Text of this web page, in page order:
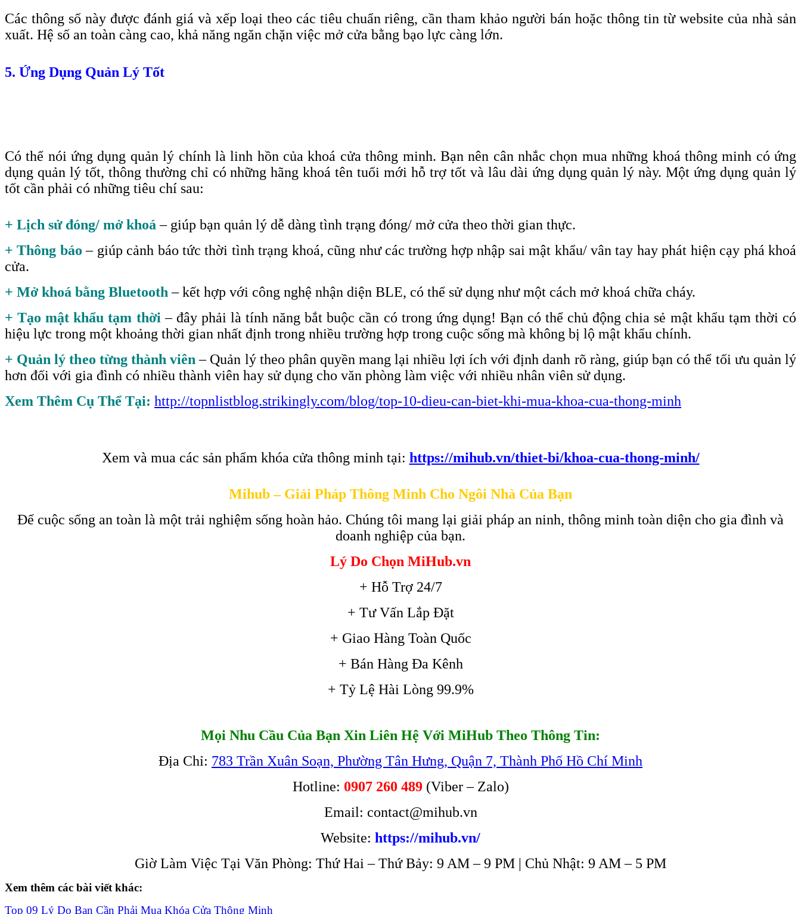
Các thông số này được đánh giá và xếp loại theo các tiêu chuẩn riêng, cần tham khảo người bán hoặc thông tin từ website của nhà sản
xuất. Hệ số an toàn càng cao, khả năng ngăn chặn việc mở cửa bằng bạo lực càng lớn.
5. Ứng Dụng Quản Lý Tốt
Có thể nói ứng dụng quản lý chính là linh hồn của khoá cửa thông minh. Bạn nên cân nhắc chọn mua những khoá thông minh có ứng
dụng quản lý tốt, thông thường chỉ có những hãng khoá tên tuổi mới hỗ trợ tốt và lâu dài ứng dụng quản lý này. Một ứng dụng quản lý
tốt cần phải có những tiêu chí sau:
+ Lịch sử đóng/ mở khoá – giúp bạn quản lý dễ dàng tình trạng đóng/ mở cửa theo thời gian thực.
+ Thông báo – giúp cảnh báo tức thời tình trạng khoá, cũng như các trường hợp nhập sai mật khẩu/ vân tay hay phát hiện cạy phá khoá
cửa.
+ Mở khoá bằng Bluetooth – kết hợp với công nghệ nhận diện BLE, có thể sử dụng như một cách mở khoá chữa cháy.
+ Tạo mật khẩu tạm thời – đây phải là tính năng bắt buộc cần có trong ứng dụng! Bạn có thể chủ động chia sẻ mật khẩu tạm thời có
hiệu lực trong một khoảng thời gian nhất định trong nhiều trường hợp trong cuộc sống mà không bị lộ mật khẩu chính.
+ Quản lý theo từng thành viên – Quản lý theo phân quyền mang lại nhiều lợi ích với định danh rõ ràng, giúp bạn có thể tối ưu quản lý
hơn đối với gia đình có nhiều thành viên hay sử dụng cho văn phòng làm việc với nhiều nhân viên sử dụng.
Xem Thêm Cụ Thể Tại: http://topnlistblog.strikingly.com/blog/top-10-dieu-can-biet-khi-mua-khoa-cua-thong-minh
Xem và mua các sản phẩm khóa cửa thông minh tại: https://mihub.vn/thiet-bi/khoa-cua-thong-minh/
Mihub – Giải Pháp Thông Minh Cho Ngôi Nhà Của Bạn
Để cuộc sống an toàn là một trải nghiệm sống hoàn hảo. Chúng tôi mang lại giải pháp an ninh, thông minh toàn diện cho gia đình và
doanh nghiệp của bạn.
Lý Do Chọn MiHub.vn
+ Hỗ Trợ 24/7
+ Tư Vấn Lắp Đặt
+ Giao Hàng Toàn Quốc
+ Bán Hàng Đa Kênh
+ Tỷ Lệ Hài Lòng 99.9%
Mọi Nhu Cầu Của Bạn Xin Liên Hệ Với MiHub Theo Thông Tin:
Địa Chỉ: 783 Trần Xuân Soạn, Phường Tân Hưng, Quận 7, Thành Phố Hồ Chí Minh
Hotline: 0907 260 489(Viber – Zalo)
Email: contact@mihub.vn
Website: https://mihub.vn/
Giờ Làm Việc Tại Văn Phòng: Thứ Hai – Thứ Bảy: 9 AM – 9 PM | Chủ Nhật: 9 AM – 5 PM
Xem thêm các bài viết khác:
Top 09 Lý Do Bạn Cần Phải Mua Khóa Cửa Thông Minh